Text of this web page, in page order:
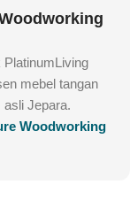
PlatinumLiving
mebel tangan
asli Jepara.
Woodworking